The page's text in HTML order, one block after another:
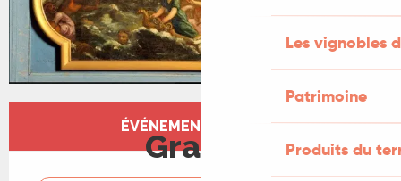
Les vignobles
Patrimoine
Produits du
Ouverture et coordonnées
ÉVÉNEMENT TERMINÉ
Gratuit